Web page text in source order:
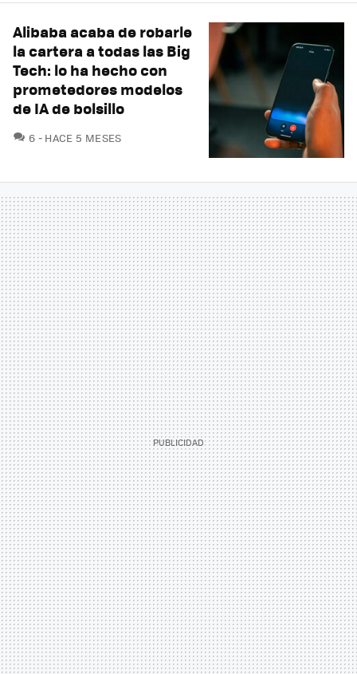
Alibaba acaba de robarle
la cartera a todas las Big
Tech: lo ha hecho con
prometedores modelos
de IA de bolsillo
6 COMENTARIOS
HACE 5 MESES